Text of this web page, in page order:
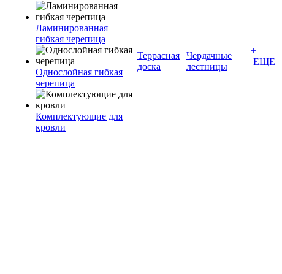
Ламинированная
гибкая черепица
Однослойная гибкая
черепица
Комплектующие для
кровли
Террасная
доска
Чердачные
лестницы
+
ЕЩЕ